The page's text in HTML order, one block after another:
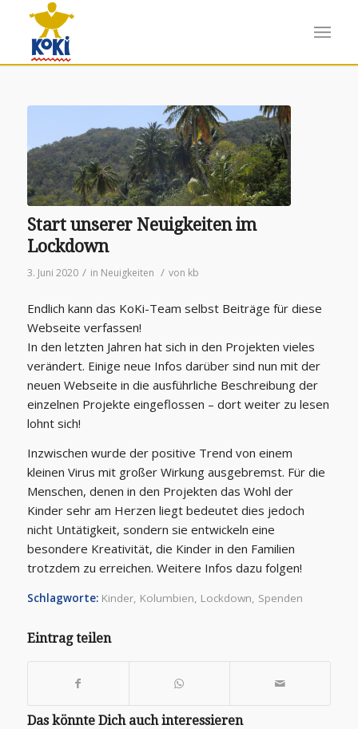
Start unserer Neuigkeiten im
Lockdown
3. Juni 2020 / in Neuigkeiten / von kb
Endlich kann das KoKi-Team selbst Beiträge für diese
Webseite verfassen!
In den letzten Jahren hat sich in den Projekten vieles
verändert. Einige neue Infos darüber sind nun mit der
neuen Webseite in die ausführliche Beschreibung der
einzelnen Projekte eingeflossen – dort weiter zu lesen
lohnt sich!
Inzwischen wurde der positive Trend von einem
kleinen Virus mit großer Wirkung ausgebremst. Für die
Menschen, denen in den Projekten das Wohl der
Kinder sehr am Herzen liegt bedeutet dies jedoch
nicht Untätigkeit, sondern sie entwickeln eine
besondere Kreativität, die Kinder in den Familien
trotzdem zu erreichen. Weitere Infos dazu folgen!
Schlagworte: Kinder, Kolumbien, Lockdown, Spenden
Eintrag teilen
Das könnte Dich auch interessieren